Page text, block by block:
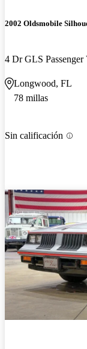
2002 Oldsmobile
4 Dr GLS Passenger
Longwood, FL
78 millas
Sin calificación